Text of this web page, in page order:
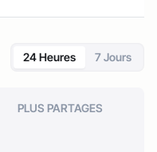
24 Heures 7 Jours
PLUS PARTAGES